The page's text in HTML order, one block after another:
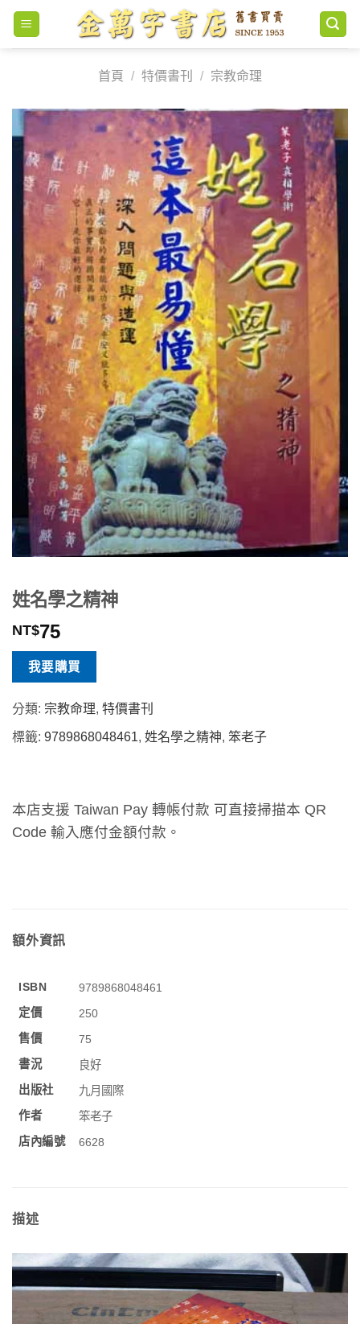
Skip
content
首頁
/ 特價書刊 / 宗教命理
姓名學之精神
NT$75
我要購買
分類: 宗教命理, 特價書刊
標籤: 9789868048461, 姓名學之精神, 笨老子
本店支援 Taiwan Pay 轉帳付款 可直接掃描本 QR
Code 輸入應付金額付款。
額外資訊
ISBN
9789868048461
定價
250
售價
75
書況
良好
出版社
九月國際
作者
笨老子
店內編號
6628
描述